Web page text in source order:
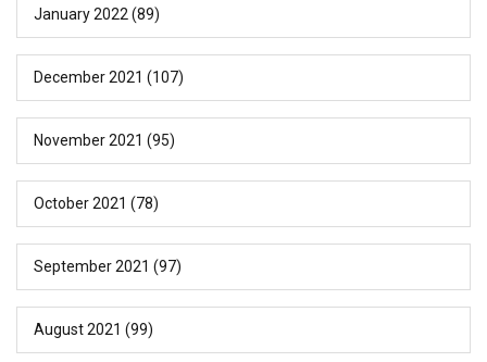
January 2022 (89)
December 2021 (107)
November 2021 (95)
October 2021 (78)
September 2021 (97)
August 2021 (99)